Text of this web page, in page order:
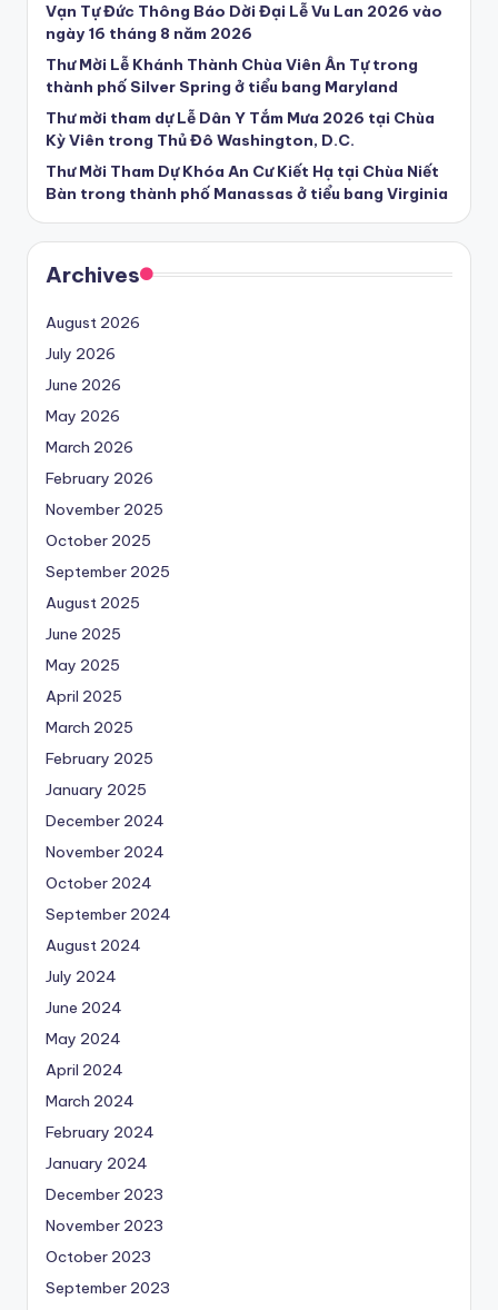
Vạn Tự Đức Thông Báo Dời Đại Lễ Vu Lan 2026 vào
ngày 16 tháng 8 năm 2026
Thư Mời Lễ Khánh Thành Chùa Viên Ân Tự trong
thành phố Silver Spring ở tiểu bang Maryland
Thư mời tham dự Lễ Dân Y Tắm Mưa 2026 tại Chùa
Kỳ Viên trong Thủ Đô Washington, D.C.
Thư Mời Tham Dự Khóa An Cư Kiết Hạ tại Chùa Niết
Bàn trong thành phố Manassas ở tiểu bang Virginia
Archives
August 2026
July 2026
June 2026
May 2026
March 2026
February 2026
November 2025
October 2025
September 2025
August 2025
June 2025
May 2025
April 2025
March 2025
February 2025
January 2025
December 2024
November 2024
October 2024
September 2024
August 2024
July 2024
June 2024
May 2024
April 2024
March 2024
February 2024
January 2024
December 2023
November 2023
October 2023
September 2023